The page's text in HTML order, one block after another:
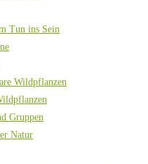
Tun ins Sein
Wildpflanzen
Gruppen
Natur